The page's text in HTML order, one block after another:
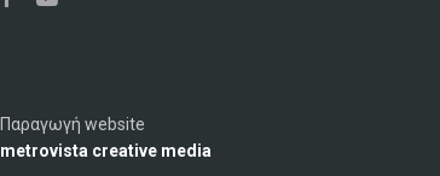
Παραγωγή website
metrovista creative media